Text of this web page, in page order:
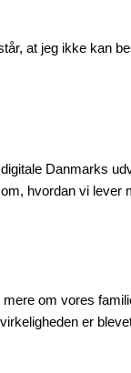
at jeg ikke kan
Danmarks
hvordan vi lever
om vores
er